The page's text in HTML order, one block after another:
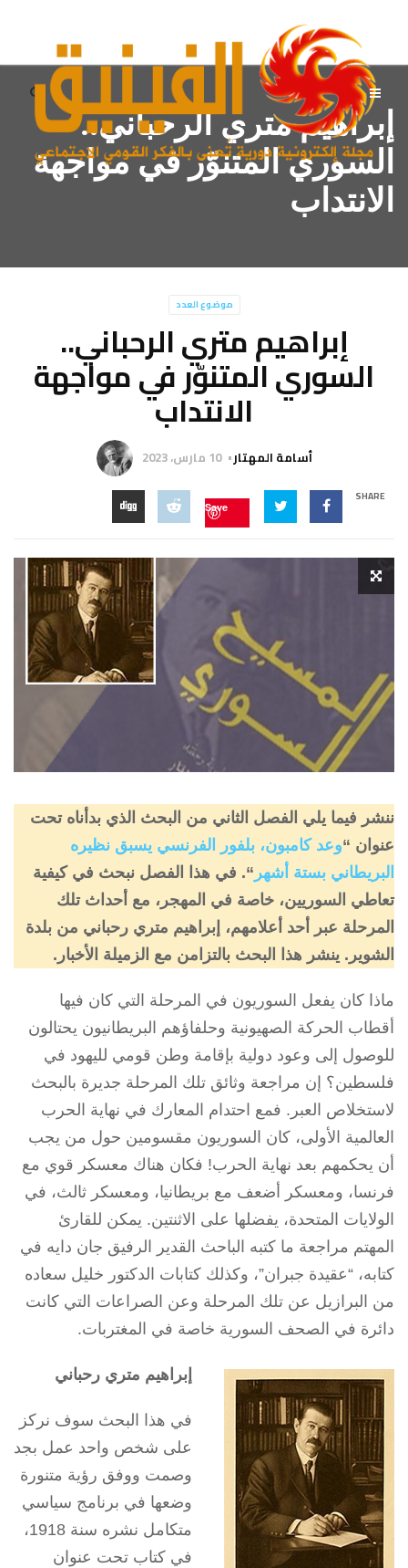
إبراهيم متري الرحباني..
السوري المتنوّر في مواجهة
الانتداب
موضوع العدد
إبراهيم متري الرحباني..
السوري المتنوّر في مواجهة
الانتداب
أسامة المهتار 10 مارس، 2023
SHARE
Save
ننشر فيما يلي الفصل الثاني من البحث الذي بدأناه تحت
عنوان “وعد كامبون، بلفور الفرنسي يسبق نظيره
البريطاني بستة أشهر “. في هذا الفصل نبحث في كيفية
تعاطي السوريين، خاصة في المهجر، مع أحداث تلك
المرحلة عبر أحد أعلامهم، إبراهيم متري رحباني من بلدة
الشوير. ينشر هذا البحث بالتزامن مع الزميلة الأخبار.
ماذا كان يفعل السوريون في المرحلة التي كان فيها
أقطاب الحركة الصهيونية وحلفاؤهم البريطانيون يحتالون
للوصول إلى وعود دولية بإقامة وطن قومي لليهود في
فلسطين؟ إن مراجعة وثائق تلك المرحلة جديرة بالبحث
لاستخلاص العبر. فمع احتدام المعارك في نهاية الحرب
العالمية الأولى، كان السوريون مقسومين حول من يجب
أن يحكمهم بعد نهاية الحرب! فكان هناك معسكر قوي مع
فرنسا، ومعسكر أضعف مع بريطانيا، ومعسكر ثالث، في
الولايات المتحدة، يفضلها على الاثنتين. يمكن للقارئ
المهتم مراجعة ما كتبه الباحث القدير الرفيق جان دايه في
كتابه، “عقيدة جبران”، وكذلك كتابات الدكتور خليل سعاده
من البرازيل عن تلك المرحلة وعن الصراعات التي كانت
دائرة في الصحف السورية خاصة في المغتربات.
إبراهيم متري رحباني
في هذا البحث سوف نركز
على شخص واحد عمل بجد
وصمت ووفق رؤية متنورة
وضعها في برنامج سياسي
متكامل نشره سنة 1918،
في كتاب تحت عنوان